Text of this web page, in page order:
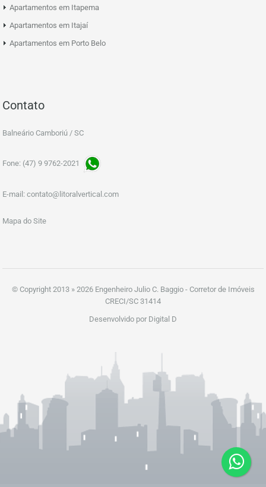
Apartamentos em Itapema
Apartamentos em Itajaí
Apartamentos em Porto Belo
Contato
Balneário Camboriú / SC
Fone: (47) 9 9762-2021
E-mail: contato@litoralvertical.com
Mapa do Site
© Copyright 2013 » 2026 Engenheiro Julio C. Baggio - Corretor de Imóveis
CRECI/SC 31414
Desenvolvido por Digital D